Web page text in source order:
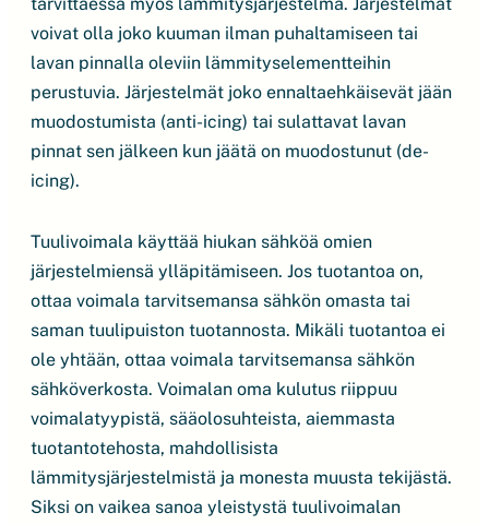
voivat olla joko kuuman ilman puhaltamiseen tai
lavan pinnalla oleviin lämmityselementteihin
perustuvia. Järjestelmät joko ennaltaehkäisevät jään
muodostumista (anti-icing) tai sulattavat lavan
pinnat sen jälkeen kun jäätä on muodostunut (de-
icing).
Tuulivoimala käyttää hiukan sähköä omien
järjestelmiensä ylläpitämiseen. Jos tuotantoa on,
ottaa voimala tarvitsemansa sähkön omasta tai
saman tuulipuiston tuotannosta. Mikäli tuotantoa ei
ole yhtään, ottaa voimala tarvitsemansa sähkön
sähköverkosta. Voimalan oma kulutus riippuu
voimalatyypistä, sääolosuhteista, aiemmasta
tuotantotehosta, mahdollisista
lämmitysjärjestelmistä ja monesta muusta tekijästä.
Siksi on vaikea sanoa yleistystä tuulivoimalan